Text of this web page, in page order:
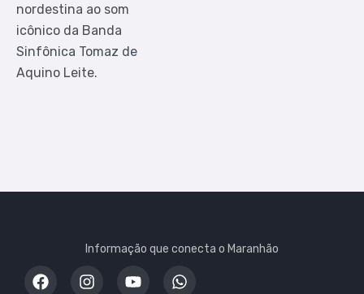
nordestina ao som
icônico da Banda
Sinfônica Tomaz de
Aquino Leite.
Informação que conecta o Maranhão